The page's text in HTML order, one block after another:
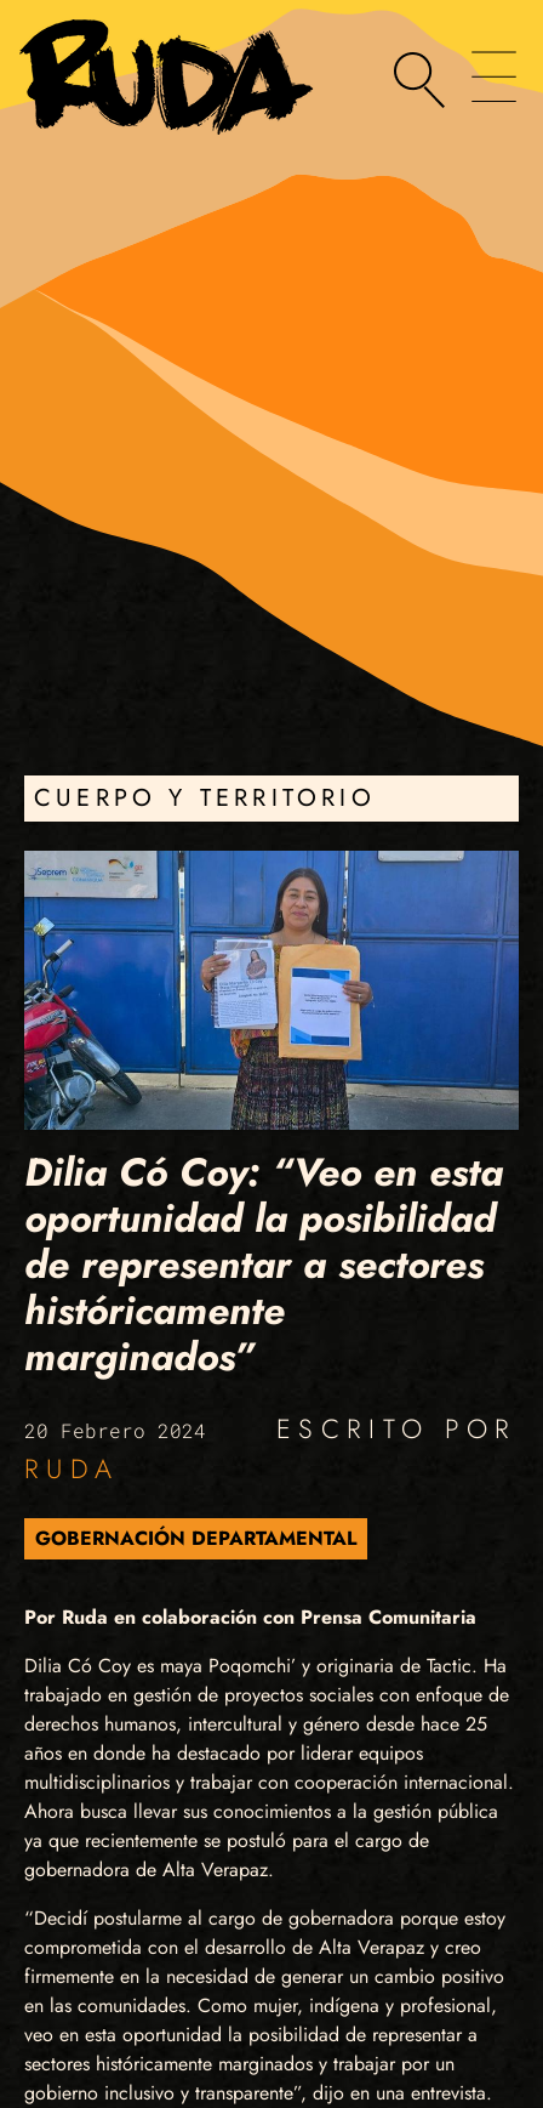
CUERPO Y TERRITORIO
Dilia Có Coy: “Veo en esta
oportunidad la posibilidad
de representar a sectores
históricamente
marginados”
20 Febrero 2024
ESCRITO POR
RUDA
GOBERNACIÓN DEPARTAMENTAL
Por Ruda en colaboración con Prensa Comunitaria
Dilia Có Coy es maya Poqomchi’ y originaria de Tactic. Ha
trabajado en gestión de proyectos sociales con enfoque de
derechos humanos, intercultural y género desde hace 25
años en donde ha destacado por liderar equipos
multidisciplinarios y trabajar con cooperación internacional.
Ahora busca llevar sus conocimientos a la gestión pública
ya que recientemente se postuló para el cargo de
gobernadora de Alta Verapaz.
“Decidí postularme al cargo de gobernadora porque estoy
comprometida con el desarrollo de Alta Verapaz y creo
firmemente en la necesidad de generar un cambio positivo
en las comunidades. Como mujer, indígena y profesional,
veo en esta oportunidad la posibilidad de representar a
sectores históricamente marginados y trabajar por un
gobierno inclusivo y transparente”, dijo en una entrevista.